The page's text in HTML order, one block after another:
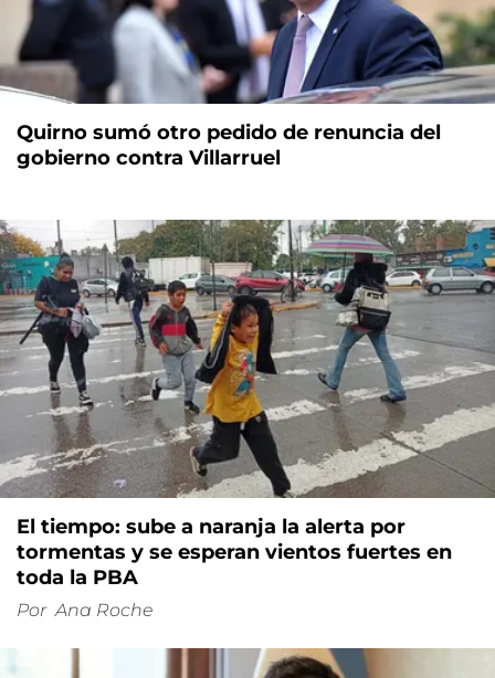
Quirno sumó otro pedido de renuncia del
gobierno contra Villarruel
El tiempo: sube a naranja la alerta por
tormentas y se esperan vientos fuertes en
toda la PBA
Por Ana Roche